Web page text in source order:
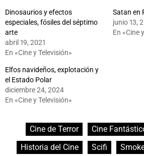
Dinosaurios y efectos
especiales, fósiles del séptimo
arte
abril 19, 2021
En «Cine y Televisión»
Satan en
junio 13,
En «Cine
Elfos navideños, explotación y
el Estado Polar
diciembre 24, 2024
En «Cine y Televisión»
Cine de Terror Cine
Historia del Cine
Scifi